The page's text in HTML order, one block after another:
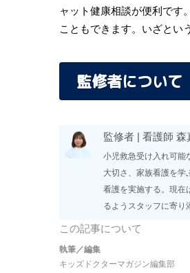
ャット健康相談が便利です
こともできます。いざとい
監修者について
監修者 | 看護師 森
小児救急受け入れ可能
大切さ、家族看護を学
看護を実施する。現在
るようスタッフに寄り
この記事について
執筆／編集
キッズドクターマガジン編集部